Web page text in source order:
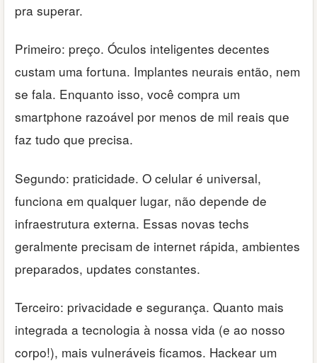
pra superar.
Primeiro: preço. Óculos inteligentes decentes
custam uma fortuna. Implantes neurais então, nem
se fala. Enquanto isso, você compra um
smartphone razoável por menos de mil reais que
faz tudo que precisa.
Segundo: praticidade. O celular é universal,
funciona em qualquer lugar, não depende de
infraestrutura externa. Essas novas techs
geralmente precisam de internet rápida, ambientes
preparados, updates constantes.
Terceiro: privacidade e segurança. Quanto mais
integrada a tecnologia à nossa vida (e ao nosso
corpo!), mais vulneráveis ficamos. Hackear um